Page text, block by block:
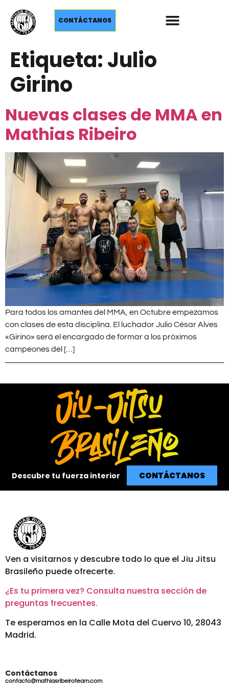
CONTÁCTANOS
Etiqueta:Julio
Girino
Nuevas clases de MMA en
Mathias Ribeiro
Para todos los amantes del MMA, en Octubre empezamos
con clases de esta disciplina. El luchador Julio César Alves
«Girino» será el encargado de formar a los próximos
campeones del […]
Descubre tu fuerza interior CONTÁCTANOS
Ven a visitarnos y descubre todo lo que el Jiu Jitsu
Brasileño puede ofrecerte.
¿Es tu primera vez? Consulta nuestra sección de
preguntas frecuentes.
Te esperamos en la Calle Mota del Cuervo 10, 28043
Madrid.
Contáctanos
contacto@mathiasribeiroteam.com